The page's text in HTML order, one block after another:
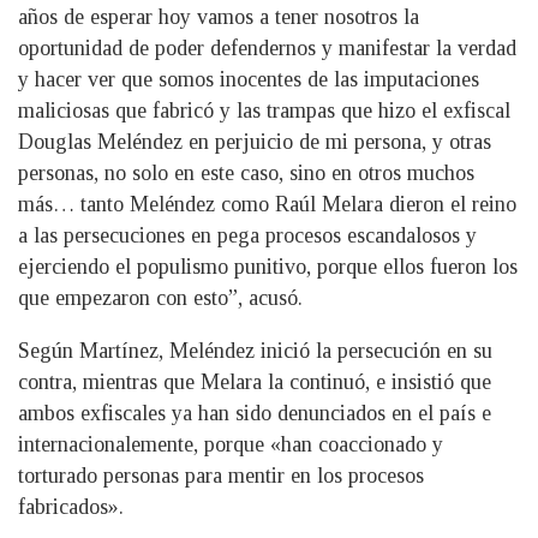
años de esperar hoy vamos a tener nosotros la
oportunidad de poder defendernos y manifestar la verdad
y hacer ver que somos inocentes de las imputaciones
maliciosas que fabricó y las trampas que hizo el exfiscal
Douglas Meléndez en perjuicio de mi persona, y otras
personas, no solo en este caso, sino en otros muchos
más… tanto Meléndez como Raúl Melara dieron el reino
a las persecuciones en pega procesos escandalosos y
ejerciendo el populismo punitivo, porque ellos fueron los
que empezaron con esto”, acusó.
Según Martínez, Meléndez inició la persecución en su
contra, mientras que Melara la continuó, e insistió que
ambos exfiscales ya han sido denunciados en el país e
internacionalemente, porque «han coaccionado y
torturado personas para mentir en los procesos
fabricados».